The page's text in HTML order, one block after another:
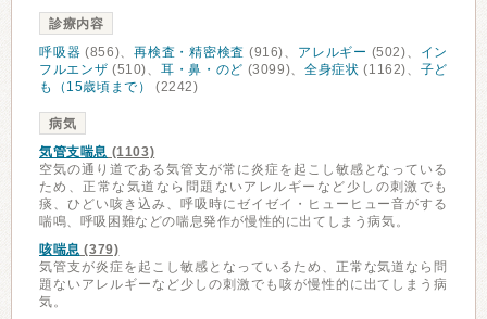
診療内容
呼吸器 (856)、再検査・精密検査 (916)、 アレルギー (502)、 イン
フルエンザ (510)、 耳・鼻・のど (3099)、 全身症状 (1162)、 子ど
も（15歳頃まで）
(2242)
病気
気管支喘息 (1103)
空気の通り道である気管支が常に炎症を起こし敏感となっている
ため、正常な気道なら問題ないアレルギーなど少しの刺激でも
痰、ひどい咳き込み、呼吸時にゼイゼイ・ヒューヒュー音がする
喘鳴、呼吸困難などの喘息発作が慢性的に出てしまう病気。
咳喘息 (379)
気管支が炎症を起こし敏感となっているため、正常な気道なら問
題ないアレルギーなど少しの刺激でも咳が慢性的に出てしまう病
気。